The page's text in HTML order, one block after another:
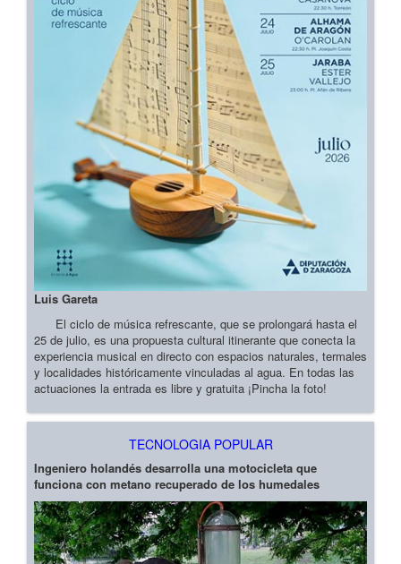
Luis Gareta
El ciclo de música refrescante, que se prolongará hasta el
25 de julio, es una propuesta cultural itinerante que conecta la
experiencia musical en directo con espacios naturales, termales
y localidades históricamente vinculadas al agua. En todas las
actuaciones la entrada es libre y gratuita ¡Pincha la foto!
TECNOLOGIA POPULAR
Ingeniero holandés desarrolla una motocicleta que
funciona con metano recuperado de los humedales